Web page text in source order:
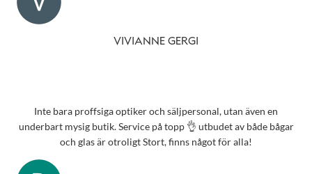
VIVIANNE GERGI
Inte bara proffsiga optiker och säljpersonal, utan även en
underbart mysig butik. Service på topp 👌 utbudet av både bågar
och glas är otroligt Stort, finns något för alla!